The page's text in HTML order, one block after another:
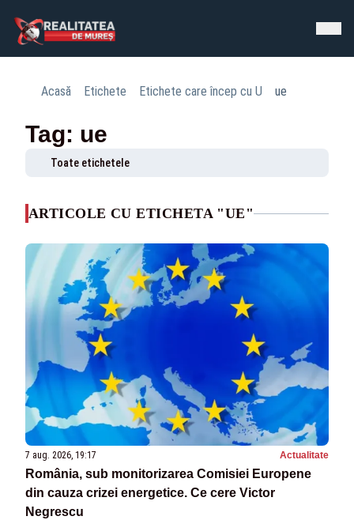
Acasă Etichete Etichete care încep cu U ue
Tag: ue
Toate etichetele
ARTICOLE CU ETICHETA "UE"
7 aug. 2026, 19:17 Actualitate
România, sub monitorizarea Comisiei Europene
din cauza crizei energetice. Ce cere Victor
Negrescu